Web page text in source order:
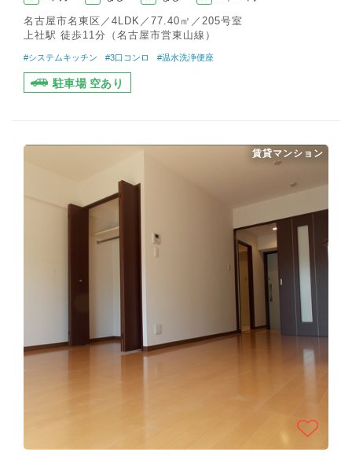
名古屋市名東区／4LDK／77.40㎡／205号室
上社駅 徒歩11分（名古屋市営東山線）
#システムキッチン #3口コンロ #温水洗浄便座
駐車場 空あり
賃貸マンション